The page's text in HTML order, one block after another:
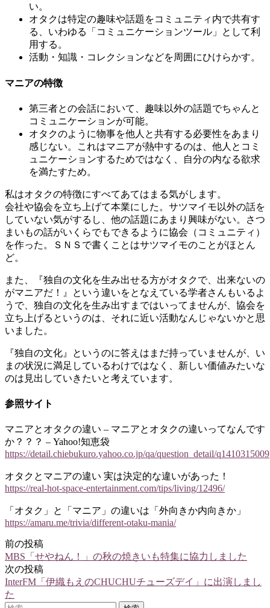
い。
オタクは特定の趣味や話題をコミュニティ内で共有す
る、いわゆる「コミュニケーションツール」として利
用する。
活動・知識・コレクションなどを周囲にひけらかす。
マニアの特徴
第三者との会話において、趣味以外の話題でちゃんと
コミュニケーションが可能。
オタクのように物事を他人と共有する必要性をあまり
感じない。これはマニアが熱中するのは、他人とコミ
ュニケーションするためではなく、自分の内なる欲求
を満たすため。
私はオタクの特徴にすべてあてはまる気がします。
会社や協会を立ち上げて本業にした。サツマイモ以外の話を
していない気がするし、他の話題にあまり興味がない。さつ
まいもの話がいくらでもできるように協会（コミュニティ）
を作った。ＳＮＳで書くことはサツマイモのことがほとん
ど。
また、『独自の文化を生み出せる方がオタクで、出来ないの
がマニアだ！』という違いをとなえている学者さんもいるよ
うで、独自の文化を生み出すまではいってませんが、協会を
立ち上げるというのは、それに近い活動なんじゃないかと思
いました。
『独自の文化』というのに答えはまだ持っていませんが、い
まの状況に満足しているわけではなく、新しい価値みたいな
のは見出していきたいと考えています。
参照サイト
マニアとオタクの違い – マニアとオタクの違いってなんです
か？？？ – Yahoo!知恵袋
https://detail.chiebukuro.yahoo.co.jp/qa/question_detail/q1410315009
オタクとマニアの違い 実は決定的な違いがあった！
https://real-hot-space-entertainment.com/tips/living/12496/
「オタク」と「マニア」の違いは「外向きか内向きか」
https://amaru.me/trivia/different-otaku-mania/
投
稿
ナ
前の投稿
MBS「せやねん！」の秋の焼きいも特集に協力しました
次の投稿
InterFM「伊織もえのCHUCHUチューズデイ」に出演しまし
た